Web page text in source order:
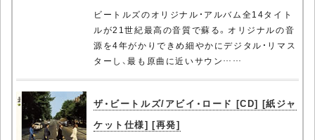
ビートルズのオリジナル・アルバム全14タイト
ルが21世紀最高の音質で蘇る。オリジナルの音
源を4年がかりできめ細やかにデジタル・リマス
ターし、最も原曲に近いサウン……
ザ・ビートルズ/アビイ・ロード [CD] [紙ジャ
ケット仕様] [再発]